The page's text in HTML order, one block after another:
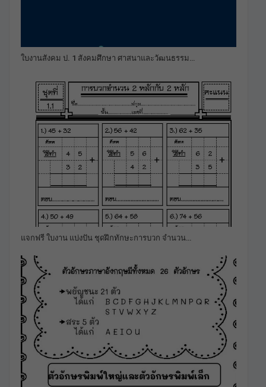
ใบงานสังคม ป. 1 สังคมศึกษา ศาสนาและวัฒนธรรม…
แจกฟรี ใบงาน แบ่งปัน ชุดฝึกทักษะการบวก จำนวน…